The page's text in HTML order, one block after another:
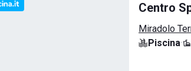
Centro
Miradolo
Piscina·